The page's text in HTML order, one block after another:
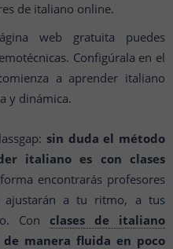
de italiano online.
web gratuita puedes
Configúrala en el
a aprender italiano
y dinámica.
sin duda el método
italiano es con clases
encontrarás profesores
ajustarán a tu ritmo, a tus
Con clases de italiano
manera fluida en poco